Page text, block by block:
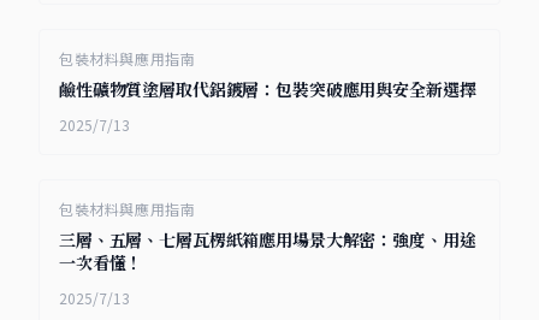
包裝材料與應用指南
鹼性礦物質塗層取代鋁鍍層：包裝突破應用與安全新選擇
2025/7/13
包裝材料與應用指南
三層、五層、七層瓦楞紙箱應用場景大解密：強度、用途
一次看懂！
2025/7/13